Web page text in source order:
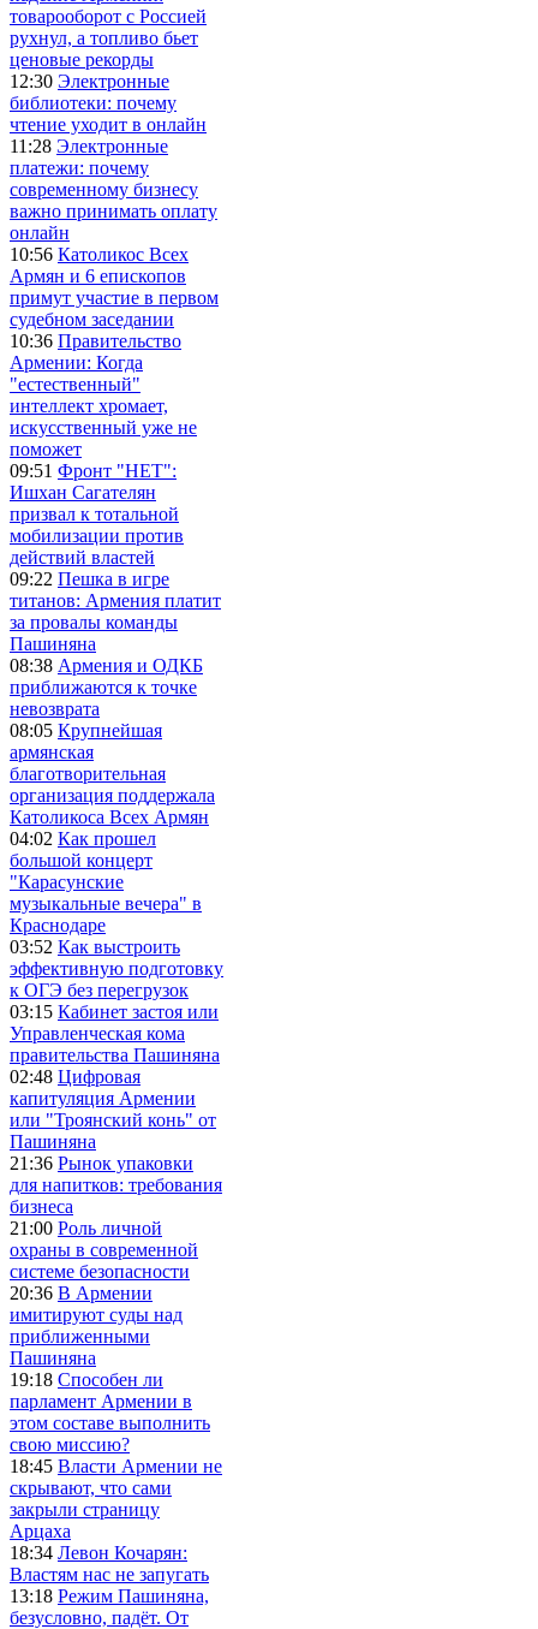
товарооборот с Россией
рухнул, а топливо бьет
ценовые рекорды
12:30 Электронные
библиотеки: почему
чтение уходит в онлайн
11:28 Электронные
платежи: почему
современному бизнесу
важно принимать оплату
онлайн
10:56 Католикос Всех
Армян и 6 епископов
примут участие в первом
судебном заседании
10:36 Правительство
Армении: Когда
"естественный"
интеллект хромает,
искусственный уже не
поможет
09:51 Фронт "НЕТ":
Ишхан Сагателян
призвал к тотальной
мобилизации против
действий властей
09:22 Пешка в игре
титанов: Армения платит
за провалы команды
Пашиняна
08:38 Армения и ОДКБ
приближаются к точке
невозврата
08:05 Крупнейшая
армянская
благотворительная
организация поддержала
Католикоса Всех Армян
04:02 Как прошел
большой концерт
"Карасунские
музыкальные вечера" в
Краснодаре
03:52 Как выстроить
эффективную подготовку
к ОГЭ без перегрузок
03:15 Кабинет застоя или
Управленческая кома
правительства Пашиняна
02:48 Цифровая
капитуляция Армении
или "Троянский конь" от
Пашиняна
21:36 Рынок упаковки
для напитков: требования
бизнеса
21:00 Роль личной
охраны в современной
системе безопасности
20:36 В Армении
имитируют суды над
приближенными
Пашиняна
19:18 Способен ли
парламент Армении в
этом составе выполнить
свою миссию?
18:45 Власти Армении не
скрывают, что сами
закрыли страницу
Арцаха
18:34 Левон Кочарян:
Властям нас не запугать
13:18 Режим Пашиняна,
безусловно, падёт. От